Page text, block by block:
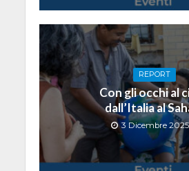
REPORT
Con gli occhi al
dall’Italia al
3 Dicembre 2025